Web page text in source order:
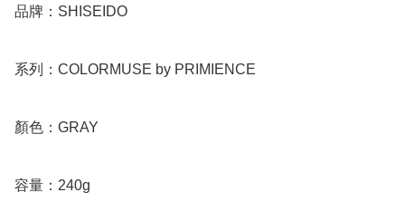
品牌：SHISEIDO
系列：COLORMUSE by PRIMIENCE
顏色：GRAY
容量：240g